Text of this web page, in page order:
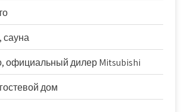
сауна
официальный дилер Mitsubishi
дом